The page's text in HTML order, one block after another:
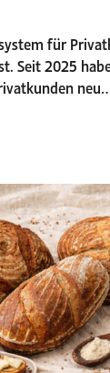
für
Seit 2025